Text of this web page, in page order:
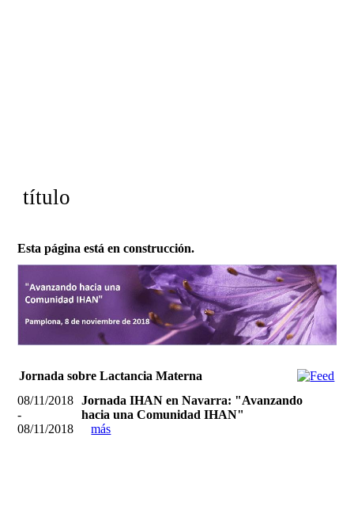
título
Esta página está en construcción.
Jornada sobre Lactancia Materna
08/11/2018
-
08/11/2018
Jornada IHAN en Navarra: "Avanzando
hacia una Comunidad IHAN"
más